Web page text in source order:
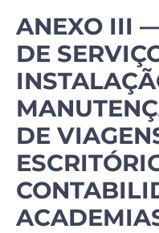
ANEXO III
DE
DE